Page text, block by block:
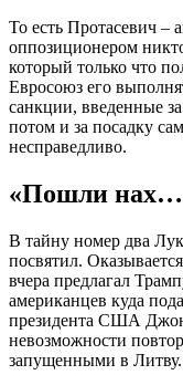
То есть Протасевич –
оппозиционером
который только что
Евросоюз его
санкции, введенные
потом и за посадку
несправедливо.
«Пошли нах…
В тайну номер два
посвятил.
вчера предлагал
американцев куда
президента США Джон
невозможности
запущенными в Литву.